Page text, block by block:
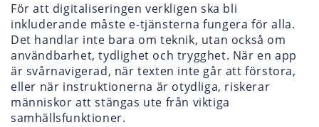
För att digitaliseringen verkligen ska bli
inkluderande måste e-tjänsterna fungera för alla.
Det handlar inte bara om teknik, utan också om
användbarhet, tydlighet och trygghet. När en app
är svårnavigerad, när texten inte går att förstora,
eller när instruktionerna är otydliga, riskerar
människor att stängas ute från viktiga
samhällsfunktioner.